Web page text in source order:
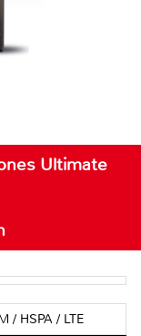
Ultimate
/ HSPA / LTE